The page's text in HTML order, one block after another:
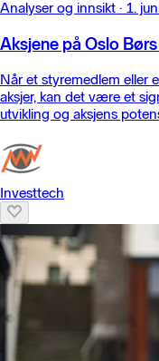
Analyser og innsikt · 1.
Aksjene på Oslo
Når et styremedlem eller
aksjer, kan det være et
utvikling og aksjens
Investtech